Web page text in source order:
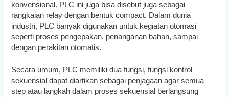
konvensional. PLC ini juga bisa disebut juga sebagai
rangkaian relay dengan bentuk compact. Dalam dunia
industri, PLC banyak digunakan untuk kegiatan otomasi
seperti proses pengepakan, penanganan bahan, sampai
dengan perakitan otomatis.
Secara umum, PLC memiliki dua fungsi, fungsi kontrol
sekuensial dapat diartikan sebagai penjagaan agar semua
step atau langkah dalam proses sekuensial berlangsung